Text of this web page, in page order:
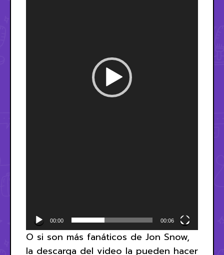
00:00 00:06
O si son más fanáticos de Jon Snow,
la descarga del video la pueden hacer